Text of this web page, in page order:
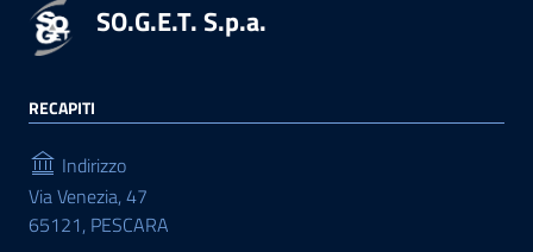
SO.G.E.T. S.p.a.
RECAPITI
Indirizzo
Via Venezia, 47
65121, PESCARA